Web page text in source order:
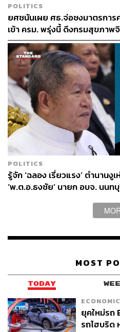
POLITICS
ยศชนันเผย ศธ.จ่อชงมาตรการ
เข้า ครม. พรุ่งนี้ ดึงกรมสุขภา
โดนบูลลี่
POLITICS
รู้จัก ‘ฉลอง เรี่ยวแรง’ ตำนานงูเ
‘พ.ต.อ.ธงชัย’ นายก อบจ. นน
MOST
TODAY
ECONOMIC
ยุคใหม่รถ
รถไฮบริด